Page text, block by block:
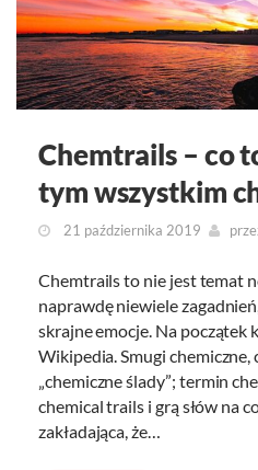
Chemtrails – co
tym wszystkim
21 października 2019
Chemtrails to nie jest temat
naprawdę niewiele
skrajne emocje. Na
Wikipedia. Smugi chemiczne,
„chemiczne ślady”; termin
chemical trails i grą słów na
zakładająca, że…